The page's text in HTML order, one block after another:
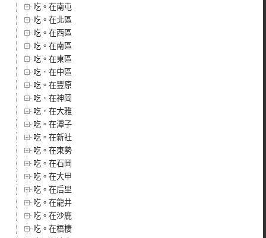
吃。在南屯
吃。在北區
吃。在西區
吃。在南區
吃。在東區
吃．在中區
吃。在豐原
吃．在神岡
吃．在大雅
吃。在潭子
吃。在新社
吃。在東勢
吃。在石岡
吃。在大甲
吃。在后里
吃。在龍井
吃。在沙鹿
吃。在梧棲